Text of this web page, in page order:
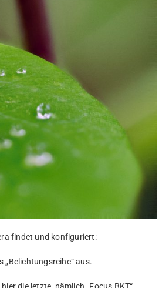
findet und konfiguriert:
aus.